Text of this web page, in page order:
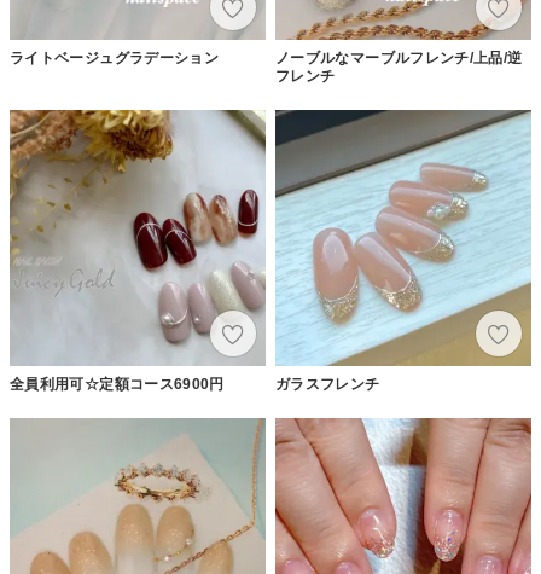
ライトベージュグラデーション
ノーブルなマーブルフレンチ/上品/逆
フレンチ
全員利用可☆定額コース6900円 ガラスフレンチ